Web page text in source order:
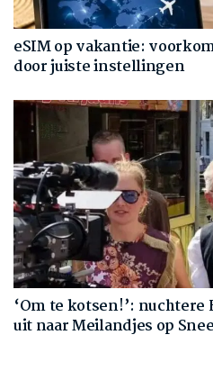
eSIM op vakantie:
door juiste instellingen
‘Om te kotsen!’:
uit naar Meilandjes op